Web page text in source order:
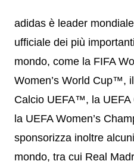
adidas è leader
ufficiale dei più
mondo, come la FIFA
Women’s World Cup™,
Calcio UEFA™, la
la UEFA Women’s
sponsorizza inoltre
mondo, tra cui Real